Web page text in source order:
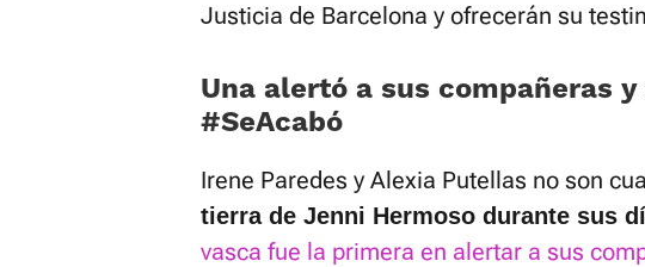
Justicia de Barcelona y ofrecerán su
Una alertó a sus compañeras
#SeAcabó
Irene Paredes y Alexia Putellas no son
tierra de Jenni Hermoso durante sus
vasca fue la primera en alertar a sus